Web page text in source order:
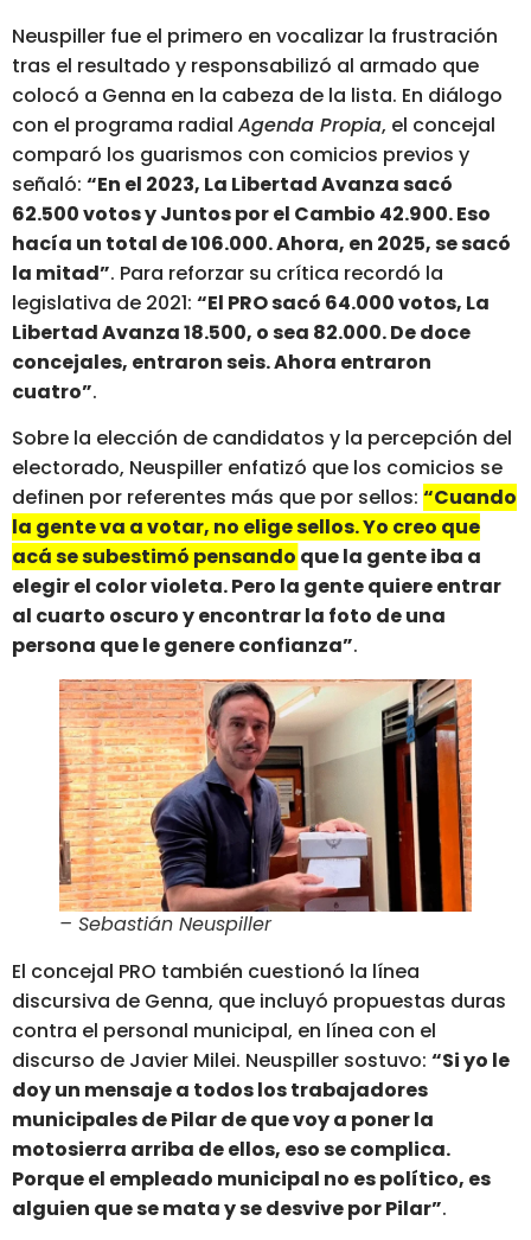
Neuspiller fue el primero en vocalizar la frustración
tras el resultado y responsabilizó al armado que
colocó a Genna en la cabeza de la lista. En diálogo
con el programa radial Agenda Propia, el concejal
comparó los guarismos con comicios previos y
señaló: “En el 2023, La Libertad Avanza sacó
62.500 votos y Juntos por el Cambio 42.900. Eso
hacía un total de 106.000. Ahora, en 2025, se sacó
la mitad”. Para reforzar su crítica recordó la
legislativa de 2021: “El PRO sacó 64.000 votos, La
Libertad Avanza 18.500, o sea 82.000. De doce
concejales, entraron seis. Ahora entraron
cuatro”.
Sobre la elección de candidatos y la percepción del
electorado, Neuspiller enfatizó que los comicios se
definen por referentes más que por sellos: “Cuando
la gente va a votar, no elige sellos. Yo creo que
acá se subestimó pensando que la gente iba a
elegir el color violeta.Pero la gente quiere entrar
al cuarto oscuro y encontrar la foto de una
persona que le genere confianza”.
– Sebastián Neuspiller
El concejal PRO también cuestionó la línea
discursiva de Genna, que incluyó propuestas duras
contra el personal municipal, en línea con el
discurso de Javier Milei. Neuspiller sostuvo: “Si yo le
doy un mensaje a todos los trabajadores
municipales de Pilar de que voy a poner la
motosierra arriba de ellos, eso se complica.
Porque el empleado municipal no es político, es
alguien que se mata y se desvive por Pilar”.